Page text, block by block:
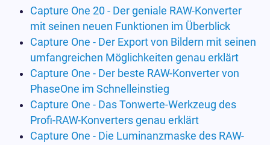
Capture One 20 - Der geniale RAW-Konverter
mit seinen neuen Funktionen im Überblick
Capture One - Der Export von Bildern mit seinen
umfangreichen Möglichkeiten genau erklärt
Capture One - Der beste RAW-Konverter von
PhaseOne im Schnelleinstieg
Capture One - Das Tonwerte-Werkzeug des
Profi-RAW-Konverters genau erklärt
Capture One - Die Luminanzmaske des RAW-